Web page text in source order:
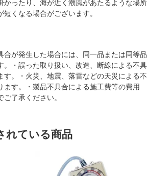
ったり、海が近く潮風があたるような場所
くなる場合がございます。
合が発生した場合には、同一品または同等品
。・誤った取り扱い、改造、断線による不具
す。・火災、地震、落雷などの天災による不
ます。・製品不具合による施工費等の費用
了承ください。
れている商品